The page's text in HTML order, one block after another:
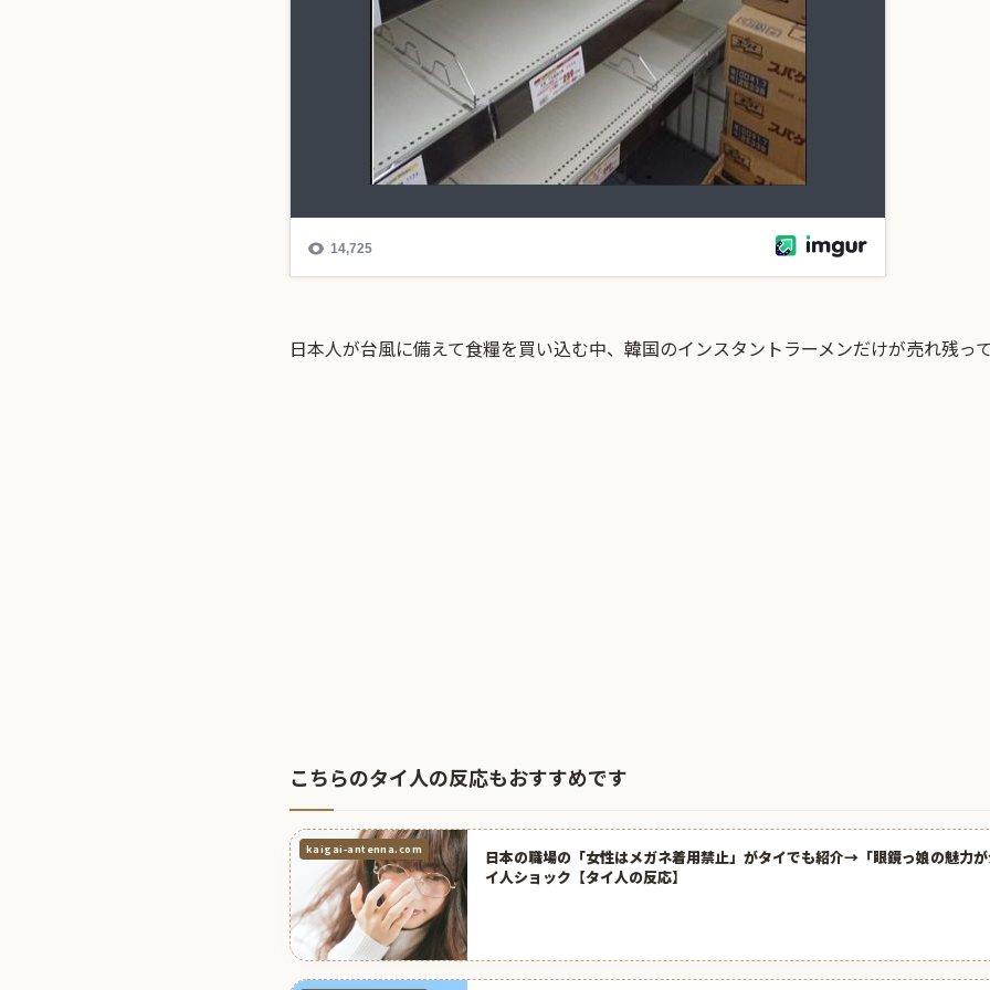
日本人が台風に備えて食糧を買い込む中、韓国のインスタントラーメンだけが売れ残っ
こちらのタイ人の反応もおすすめです
kaigai-antenna.com
日本の職場の「女性はメガネ着用禁止」がタイでも紹介→「眼鏡っ娘の魅力
イ人ショック【タイ人の反応】